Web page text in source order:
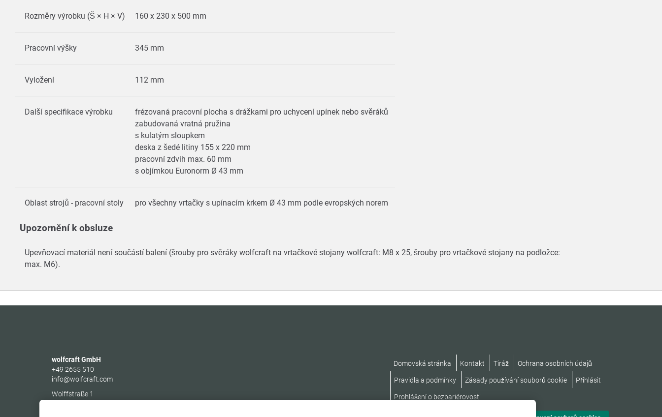
Rozměry výrobku (Š × H × V) 160 x 230 x 500 mm
Pracovní výšky 345 mm
Vyložení 112 mm
Další specifikace výrobku
frézovaná pracovní plocha s drážkami pro uchycení upínek nebo svěráků
zabudovaná vratná pružina
s kulatým sloupkem
deska z šedé litiny 155 x 220 mm
pracovní zdvih max. 60 mm
s objímkou Euronorm Ø 43 mm
Oblast strojů - pracovní stoly pro všechny vrtačky s upínacím krkem Ø 43 mm podle evropských norem
Upozornění k obsluze
Upevňovací materiál není součástí balení (šrouby pro svěráky wolfcraft na vrtačkové stojany wolfcraft: M8 x 25, šrouby pro vrtačkové stojany na podložce:
max. M6).
wolfcraft GmbH
+49 2655 510
info@wolfcraft.com
Wolffstraße 1
Domovská stránka Kontakt Tiráž Ochrana osobních údajů
Pravidla a podmínky Zásady používání souborů cookie Přihlásit
Prohlášení o bezbariérovosti